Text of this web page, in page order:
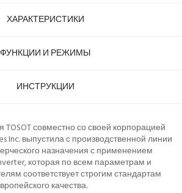
ХАРАКТЕРИСТИКИ
ФУНКЦИИ И РЕЖИМЫ
ИНСТРУКЦИИ
совместно со своей корпорацией
Inc. выпустила с производственной линии
назначения с применением
которая по всем параметрам и
соответствует строгим стандартам
качества.